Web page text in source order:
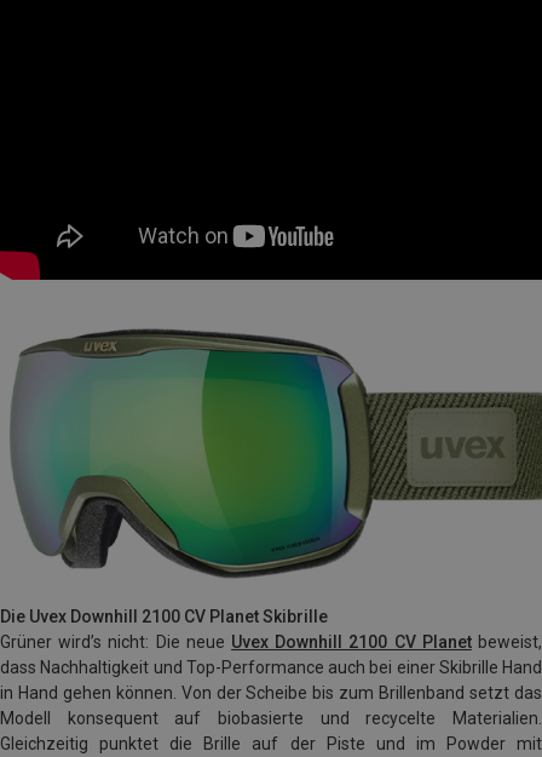
Die Uvex Downhill 2100 CV Planet Skibrille
Grüner wird’s nicht: Die neue Uvex Downhill 2100 CV Planetbeweist,
dass Nachhaltigkeit und Top-Performance auch bei einer Skibrille Hand
in Hand gehen können. Von der Scheibe bis zum Brillenband setzt das
Modell konsequent auf biobasierte und recycelte Materialien.
Gleichzeitig punktet die Brille auf der Piste und im Powder mit